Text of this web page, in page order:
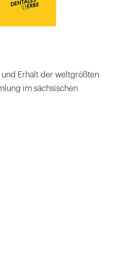
Erhalt der weltgrößten
im sächsischen